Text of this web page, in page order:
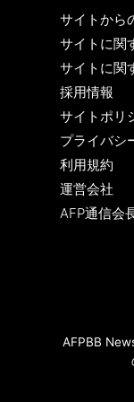
サイトから
サイトに関
サイトに関
採用情報
サイトポリ
プライバシ
利用規約
運営会社
AFP通信会
AFPBB